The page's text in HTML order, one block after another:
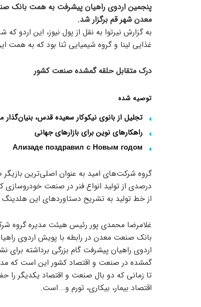
پنجمین اردوی راهیان پیشرفت به همت
معدن شهر قم برگزار شد.
به گزارش نیرتوا به نقل از پول نیوز، این اردو
غذایی لینا و گروه شیمیایی ثنا بود که به
درک متقابل حلقه گمشده صنعت کشور
توصیه شده
تجلیل از بانوی نیکوکار سعیده قدس،
راهکارهای نوین برای بازارهای جهانی
Ализаде поздравил с Новым годом
درصدی از تولید انواع فنر در صنعت خودروسازی
از خط تولید به تشریح دستاوردهای این
غلامرضا محمدی پور رئیس هیئت مدیره گروه
بانک صنعت معدن در رابطه با پویش اردوی
اردوی راهیان پیشرفت گام بزرگی برداشته
گمشده در صنعت و اقتصاد کشور این است که
تا زمانی که دو بال صنعت و اقتصاد یکدیگر
اقتصاد بیمار، بیکاری، تورم و… است.